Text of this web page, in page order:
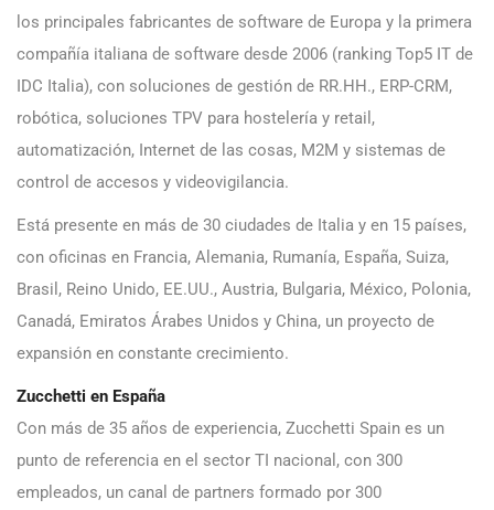
los principales fabricantes de software de Europa y la primera
compañía italiana de software desde 2006 (ranking Top5 IT de
IDC Italia), con soluciones de gestión de RR.HH., ERP-CRM,
robótica, soluciones TPV para hostelería y retail,
automatización, Internet de las cosas, M2M y sistemas de
control de accesos y videovigilancia.
Está presente en más de 30 ciudades de Italia y en 15 países,
con oficinas en Francia, Alemania, Rumanía, España, Suiza,
Brasil, Reino Unido, EE.UU., Austria, Bulgaria, México, Polonia,
Canadá, Emiratos Árabes Unidos y China, un proyecto de
expansión en constante crecimiento.
Zucchetti en España
Con más de 35 años de experiencia, Zucchetti Spain es un
punto de referencia en el sector TI nacional, con 300
empleados, un canal de partners formado por 300